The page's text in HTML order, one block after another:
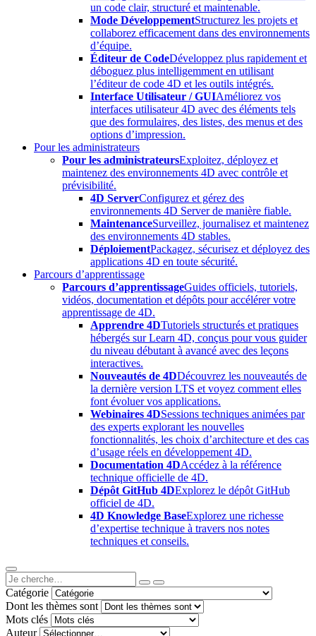
un code clair, structuré et maintenable.
Mode DéveloppementStructurez les projets et
collaborez efficacement dans des environnements
d’équipe.
Éditeur de CodeDéveloppez plus rapidement et
déboguez plus intelligemment en utilisant
l’éditeur de code 4D et les outils intégrés.
Interface Utilisateur / GUIAméliorez vos
interfaces utilisateur 4D avec des éléments tels
que des formulaires, des listes, des menus et des
options d’impression.
Pour les administrateurs
Pour les administrateursExploitez, déployez et
maintenez des environnements 4D avec contrôle et
prévisibilité.
4D ServerConfigurez et gérez des
environnements 4D Server de manière fiable.
MaintenanceSurveillez, journalisez et maintenez
des environnements 4D stables.
DéploiementPackagez, sécurisez et déployez des
applications 4D en toute sécurité.
Parcours d’apprentissage
Parcours d’apprentissageGuides officiels, tutoriels,
vidéos, documentation et dépôts pour accélérer votre
apprentissage de 4D.
Apprendre 4DTutoriels structurés et pratiques
hébergés sur Learn 4D, conçus pour vous guider
du niveau débutant à avancé avec des leçons
interactives.
Nouveautés de 4DDécouvrez les nouveautés de
la dernière version LTS et voyez comment elles
font évoluer vos applications.
Webinaires 4DSessions techniques animées par
des experts explorant les nouvelles
fonctionnalités, les choix d’architecture et des cas
d’usage réels en développement 4D.
Documentation 4DAccédez à la référence
technique officielle de 4D.
Dépôt GitHub 4DExplorez le dépôt GitHub
officiel de 4D.
4D Knowledge BaseExplorez une richesse
d’expertise technique à travers nos notes
techniques et conseils.
Catégorie
Dont les thèmes sont
Mots clés
Auteur